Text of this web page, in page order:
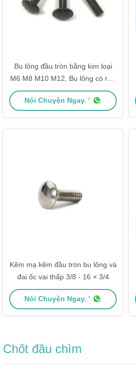
Bu lông đầu tròn bằng kim loại
M6 M8 M10 M12, Bu lông có ren
hoàn toàn cổ vuông ngắn
Nói Chuyện Ngay. '
Kẽm mạ kẽm đầu tròn bu lông và
đai ốc vai thấp 3/8 - 16 × 3/4
Nói Chuyện Ngay. '
Chốt đầu chìm